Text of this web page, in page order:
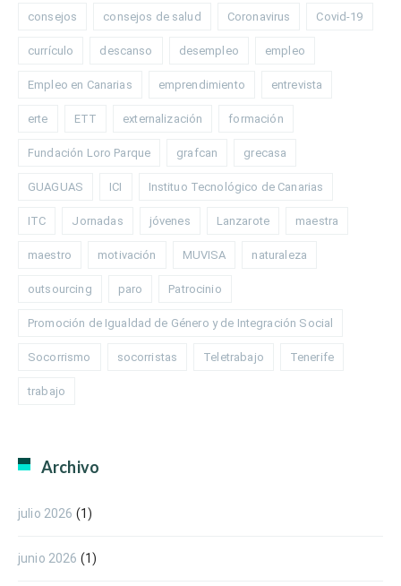
consejos consejos de salud Coronavirus Covid-19
currículo descanso desempleo empleo
Empleo en Canarias emprendimiento entrevista
erte ETT externalización formación
Fundación Loro Parque grafcan grecasa
GUAGUAS ICI Instituo Tecnológico de Canarias
ITC Jornadas jóvenes Lanzarote maestra
maestro motivación MUVISA naturaleza
outsourcing paro Patrocinio
Promoción de Igualdad de Género y de Integración Social
Socorrismo socorristas Teletrabajo Tenerife
trabajo
Archivo
julio 2026 (1)
junio 2026 (1)